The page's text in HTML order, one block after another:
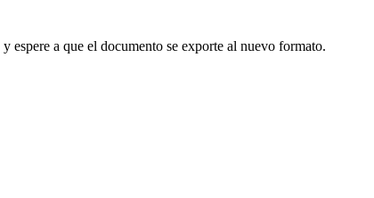
espere a que el documento se exporte al nuevo formato.